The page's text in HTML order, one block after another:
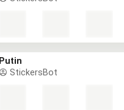
Putin
StickersBot